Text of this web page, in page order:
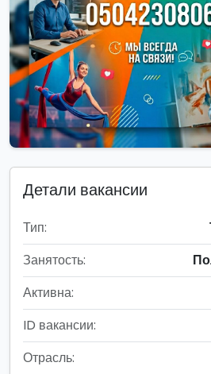
Детали вакансии
Тип:
Занятость:
Активна:
ID вакансии:
Отрасль: